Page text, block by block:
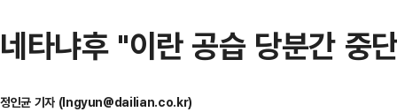
네타냐후 "이란 공습 당분간 중
정인균 기자 (Ingyun@dailian.co.kr)